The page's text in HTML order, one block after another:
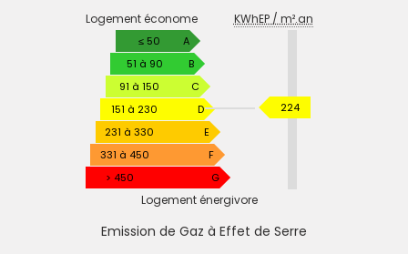
DE
PERFORMANCE
ENERGETIQUE
Logement économe KWhEP / m².an
≤ 50
A
51 à 90
B
91 à 150
C
151 à 230
D
231 à 330
E
331 à 450
F
> 450
G
224KWhEP
Logement énergivore
Emission de Gaz à Effet de Serre